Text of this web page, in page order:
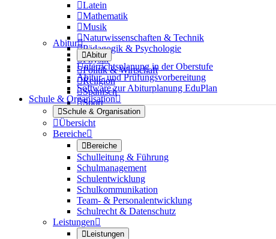
Latein
Mathematik
Musik
Naturwissenschaften & Technik
Pädagogik & Psychologie
Physik
Politik & Wirtschaft
Religion
Spanisch
Sport
Abitur
Abitur
Unterrichtsplanung in der Oberstufe
Abitur- und Prüfungsvorbereitung
Software zur Abiturplanung EduPlan
Schule & Organisation
Schule & Organisation
Übersicht
Bereiche
Bereiche
Schulleitung & Führung
Schulmanagement
Schulentwicklung
Schulkommunikation
Team- & Personalentwicklung
Schulrecht & Datenschutz
Leistungen
Leistungen